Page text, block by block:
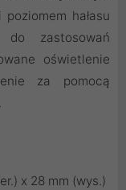
hałasu
zastosowań
oświetlenie
za pomocą
x 28 mm (wys.)